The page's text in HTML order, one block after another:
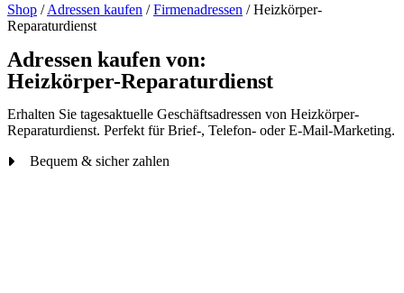
Shop /Adressen kaufen /Firmenadressen /Heizkörper-
Reparaturdienst
Adressen kaufen von:
Heizkörper-Reparaturdienst
Erhalten Sie tagesaktuelle Geschäftsadressen von Heizkörper-
Reparaturdienst. Perfekt für Brief-, Telefon- oder E-Mail-Marketing.
Bequem & sicher zahlen